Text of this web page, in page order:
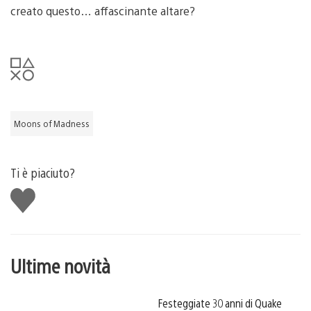
creato questo… affascinante altare?
Moons of Madness
Ti è piaciuto?
Mi
piace
Ultime novità
Festeggiate 30 anni di Quake